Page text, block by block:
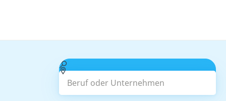
Beruf oder Unternehmen
Suchen